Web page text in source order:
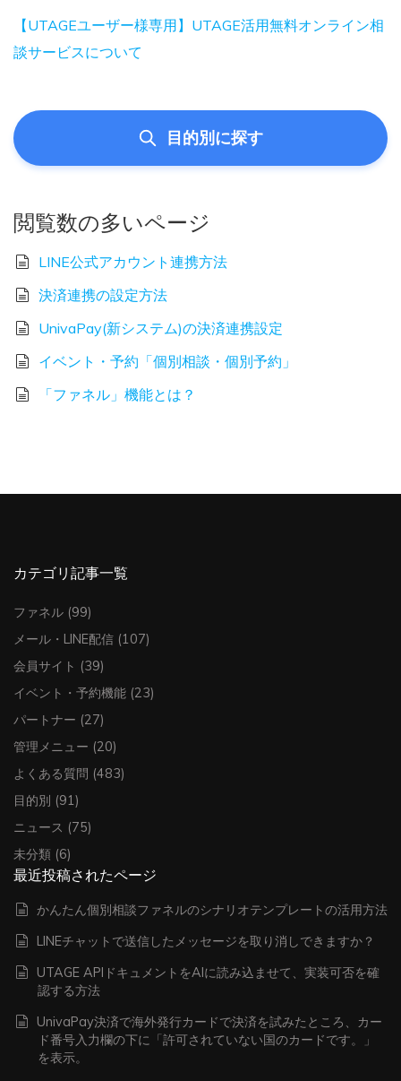
【UTAGEユーザー様専用】UTAGE活用無料オンライン相
談サービスについて
目的別に探す
閲覧数の多いページ
LINE公式アカウント連携方法
決済連携の設定方法
UnivaPay(新システム)の決済連携設定
イベント・予約「個別相談・個別予約」
「ファネル」機能とは？
カテゴリ記事一覧
ファネル (99)
メール・LINE配信 (107)
会員サイト (39)
イベント・予約機能 (23)
パートナー (27)
管理メニュー (20)
よくある質問 (483)
目的別 (91)
ニュース (75)
未分類 (6)
最近投稿されたページ
かんたん個別相談ファネルのシナリオテンプレートの活用方法
LINEチャットで送信したメッセージを取り消しできますか？
UTAGE APIドキュメントをAIに読み込ませて、実装可否を確
認する方法
UnivaPay決済で海外発行カードで決済を試みたところ、カー
ド番号入力欄の下に「許可されていない国のカードです。」
を表示。